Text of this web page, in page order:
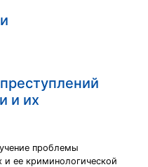
и их
проблемы
и ее криминологической